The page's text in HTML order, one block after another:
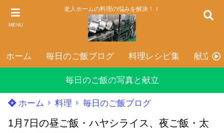
MENU
老人ホームの料理の悩みを解決！！
ホーム 毎日のご飯ブログ 料理レシピ集 献立表
毎日のご飯の写真と献立
ホーム 料理 毎日のご飯ブログ
1月7日の昼ご飯・ハヤシライス、夜ご飯・太